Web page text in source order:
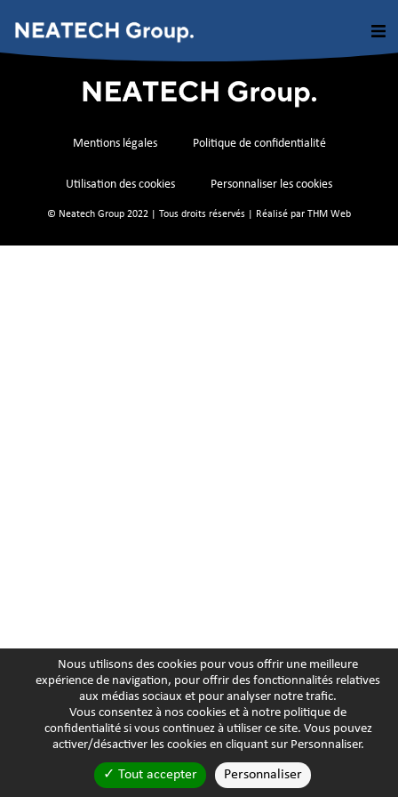
Mentions légales Politique de confidentialité
Utilisation des cookies Personnaliser les cookies
© Neatech Group 2022 | Tous droits réservés | Réalisé par THM Web
Nous utilisons des cookies pour vous offrir une meilleure
expérience de navigation, pour offrir des fonctionnalités relatives
aux médias sociaux et pour analyser notre trafic.
Vous consentez à nos cookies et à notre politique de
confidentialitési vous continuez à utiliser ce site. Vous pouvez
activer/désactiver les cookies en cliquant sur Personnaliser.
Tout accepter Personnaliser